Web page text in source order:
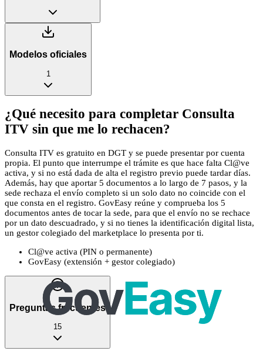
Modelos oficiales
1
¿Qué necesito para completar Consulta
ITV sin que me lo rechacen?
Consulta ITV es gratuito en DGT y se puede presentar por cuenta
propia. El punto que interrumpe el trámite es que hace falta Cl@ve
activa, y si no está dada de alta el registro previo puede tardar días.
Además, hay que aportar 5 documentos a lo largo de 7 pasos, y la
sede rechaza el envío completo si un solo dato no coincide con el
que consta en el registro. GovEasy reúne y comprueba los 5
documentos antes de tocar la sede, para que el envío no se rechace
por un dato descuadrado, y si no tienes la identificación digital lista,
un gestor colegiado del marketplace lo presenta por ti.
Cl@ve activa (PIN o permanente)
GovEasy (extensión + gestor colegiado)
Preguntas frecuentes
15